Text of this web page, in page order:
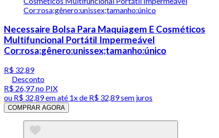
Necessaire Bolsa Para Maquiagem E Cosméticos
Multifuncional Portátil Impermeável
Cor:rosa;gênero:unissex;tamanho:único
R$ 32,89
Desconto
R$ 26,97no PIX
ou R$ 32,89em até 1x de R$ 32,89sem juros
COMPRAR AGORA